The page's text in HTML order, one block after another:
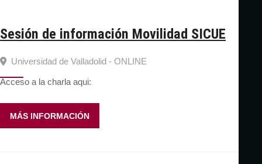
Sesión de información Movilidad SICUE
Universidad de Valladolid - ONLINE
Acceso a la charla aqui:
MÁS INFORMACIÓN